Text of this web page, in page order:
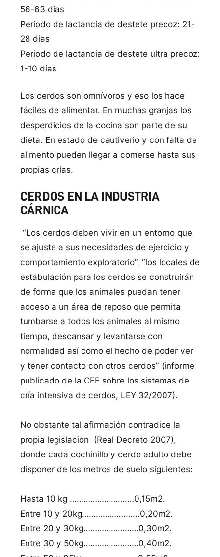
56-63 días
Periodo de lactancia de destete precoz: 21-
28 días
Periodo de lactancia de destete ultra precoz:
1-10 días
Los cerdos son omnívoros y eso los hace
fáciles de alimentar. En muchas granjas los
desperdicios de la cocina son parte de su
dieta. En estado de cautiverio y con falta de
alimento pueden llegar a comerse hasta sus
propias crías.
CERDOS EN LA INDUSTRIA
CÁRNICA
“Los cerdos deben vivir en un entorno que
se ajuste a sus necesidades de ejercicio y
comportamiento exploratorio”, “los locales de
estabulación para los cerdos se construirán
de forma que los animales puedan tener
acceso a un área de reposo que permita
tumbarse a todos los animales al mismo
tiempo, descansar y levantarse con
normalidad así como el hecho de poder ver
y tener contacto con otros cerdos” (informe
publicado de la CEE sobre los sistemas de
cría intensiva de cerdos, LEY 32/2007).
No obstante tal afirmación contradice la
propia legislación (Real Decreto 2007),
donde cada cochinillo y cerdo adulto debe
disponer de los metros de suelo siguientes:
Hasta 10 kg …………………….…0,15m2.
Entre 10 y 20kg……………….…...0,20m2.
Entre 20 y 30kg……………………0,30m2.
Entre 30 y 50kg……………………0,40m2.